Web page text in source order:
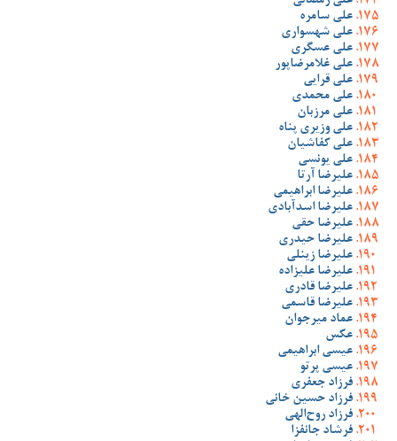
علی سامره
علی شهسواری
علی عسگری
علی غلامرضاپور
علی قرایی
علی محمدی
علی مرزبان
علی وزیری پناه
علی کفاشیان
علی یونسی
علیرضا آرتا
علیرضا ابراهیمی
علیرضا اسدآبادی
علیرضا حقی
علیرضا حیدری
علیرضا زینلی
علیرضا علیزاده
علیرضا قادری
علیرضا قاسمی
عماد میرجوان
عکس
عیسی ابراهیمی
عیسی پرتو
فرزاد جعفری
فرزاد حسین خانی
فرزاد روح‌الهی
فرشاد جانفزا